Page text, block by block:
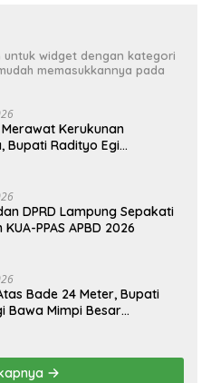
widget dengan kategori
memasukkannya pada
Kerukunan
Bupati Radityo Egi
DPRD Lampung Sepakati
PPAS APBD 2026
Bade 24 Meter, Bupati
Bawa Mimpi Besar